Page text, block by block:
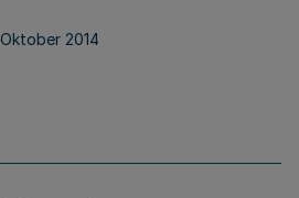
2014